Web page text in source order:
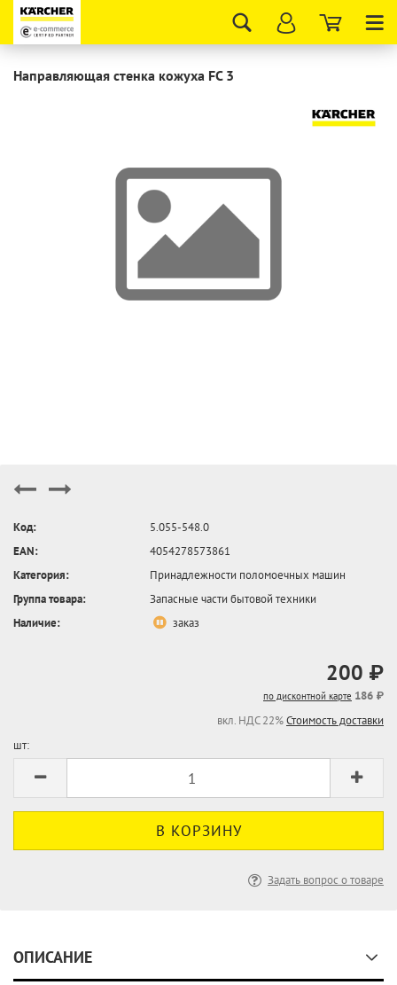
Направляющая стенка кожуха FC 3
Код:
5.055-548.0
EAN:
4054278573861
Категория:
Принадлежности поломоечных машин
Группа товара:
Запасные части бытовой техники
Наличие:
заказ
200 ₽
по дисконтной карте 186 ₽
вкл. НДС 22%Стоимость доставки
шт:
Задать вопрос о товаре
ОПИСАНИЕ